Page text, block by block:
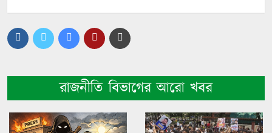
রাজনীতি বিভাগের আরো খবর